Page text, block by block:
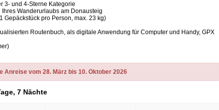
3- und 4-Sterne Kategorie
Wanderurlaubs am Donausteig
Gepäckstück pro Person, max. 23 kg)
Routenbuch, als digitale Anwendung für Computer und Handy, GPX
Anreise vom 28. März bis 10. Oktober 2026
7 Nächte